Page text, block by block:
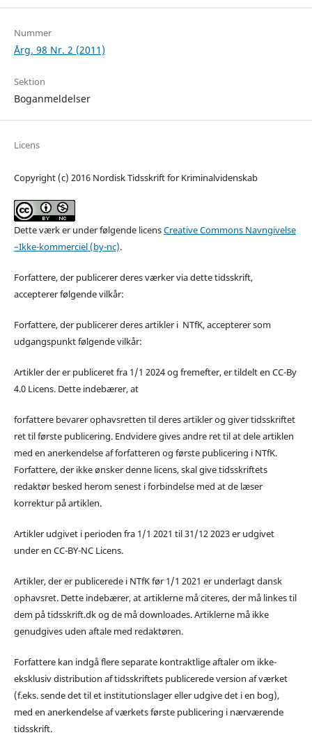
Nummer
Årg. 98 Nr. 2 (2011)
Sektion
Boganmeldelser
Licens
Copyright (c) 2016 Nordisk Tidsskrift for Kriminalvidenskab
Dette værk er under følgende licensCreative Commons Navngivelse
–Ikke-kommerciel (by-nc).
Forfattere, der publicerer deres værker via dette tidsskrift,
accepterer følgende vilkår:
Forfattere, der publicerer deres artikler i NTfK, accepterer som
udgangspunkt følgende vilkår:
Artikler der er publiceret fra 1/1 2024 og fremefter, er tildelt en CC-By
4.0 Licens. Dette indebærer, at
forfattere bevarer ophavsretten til deres artikler og giver tidsskriftet
ret til første publicering. Endvidere gives andre ret til at dele artiklen
med en anerkendelse af forfatteren og første publicering i NTfK.
Forfattere, der ikke ønsker denne licens, skal give tidsskriftets
redaktør besked herom senest i forbindelse med at de læser
korrektur på artiklen.
Artikler udgivet i perioden fra 1/1 2021 til 31/12 2023 er udgivet
under en CC-BY-NC Licens.
Artikler, der er publicerede i NTfK før 1/1 2021 er underlagt dansk
ophavsret. Dette indebærer, at artiklerne må citeres, der må linkes til
dem på tidsskrift.dk og de må downloades. Artiklerne må ikke
genudgives uden aftale med redaktøren.
Forfattere kan indgå flere separate kontraktlige aftaler om ikke-
eksklusiv distribution af tidsskriftets publicerede version af værket
(f.eks. sende det til et institutionslager eller udgive det i en bog),
med en anerkendelse af værkets første publicering i nærværende
tidsskrift.